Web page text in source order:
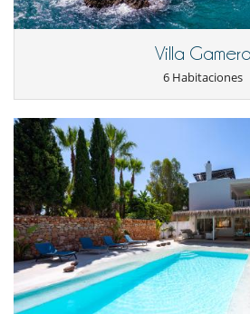
Villa Gamera
6 Habitaciones